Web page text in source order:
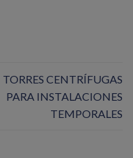
TORRES CENTRÍFUGAS
PARA INSTALACIONES
TEMPORALES